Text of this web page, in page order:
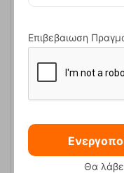
WSM 909
Επιβεβαιωση
Θα